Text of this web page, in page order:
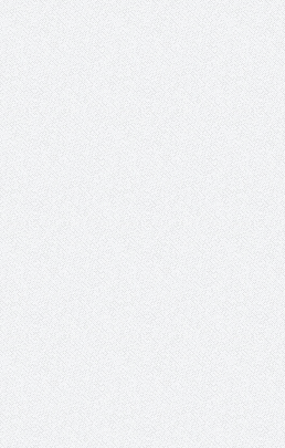
والمدير السابق للأكاديمية الأولمبية
في الامارات د . عبد الملك جاني :
منتدى ( اكتشاف المواهب
الاجتماعية ) فرصة للتوأمة بين
الرياضة والعمل الاجتماعي